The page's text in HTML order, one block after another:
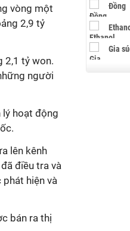
vòng một
2,9 tỷ
2,1 tỷ won.
người
lý hoạt động
lên kênh
điều tra và
hiện và
bán ra thị
Đồng
Gia